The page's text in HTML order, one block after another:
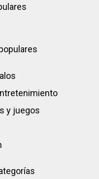
y juegos